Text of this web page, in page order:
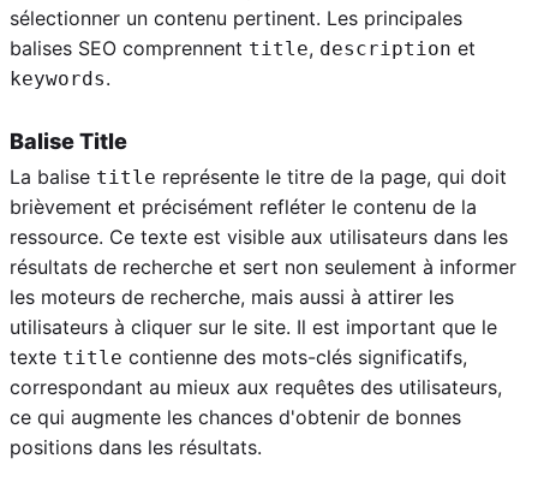
sélectionner un contenu pertinent. Les principales
balises SEO comprennent title, description et
keywords.
Balise Title
La balise title représente le titre de la page, qui doit
brièvement et précisément refléter le contenu de la
ressource. Ce texte est visible aux utilisateurs dans les
résultats de recherche et sert non seulement à informer
les moteurs de recherche, mais aussi à attirer les
utilisateurs à cliquer sur le site. Il est important que le
texte title contienne des mots-clés significatifs,
correspondant au mieux aux requêtes des utilisateurs,
ce qui augmente les chances d'obtenir de bonnes
positions dans les résultats.